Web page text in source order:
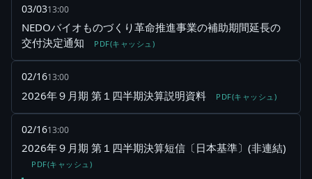
03/0313:00
NEDOバイオものづくり革命推進事業の補助期間延長の
交付決定通知
PDF(キャッシュ)
02/1613:00
2026年９月期 第１四半期決算説明資料 PDF(キャッシュ)
02/1613:00
2026年９月期 第１四半期決算短信〔日本基準〕(非連結)
PDF(キャッシュ)